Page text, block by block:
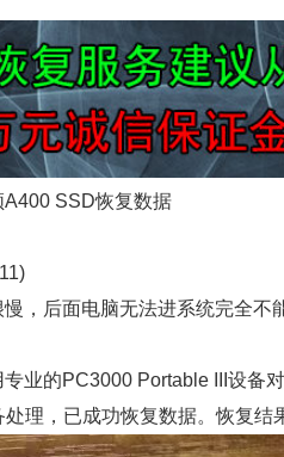
SSD恢复数据
，后面电脑无法进系统完全
业的PC3000 Portable III设备
理，已成功恢复数据。恢复结